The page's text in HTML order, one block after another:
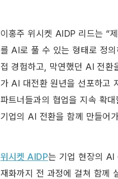
이홍주 위시켓 AIDP 리드는 “
를 AI로 풀 수 있는 형태로 정
접 경험하고, 막연했던 AI 전환
가 AI 대전환 원년을 선포하고
파트너들과의 협업을 지속 확
기업의 AI 전환을 함께 만들어
위시켓 AIDP는 기업 현장의 AI
재화까지 전 과정에 걸쳐 함께